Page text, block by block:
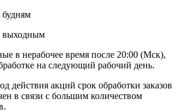
будням
выходным
в нерабочее время после 20:00 (Мск),
на следующий рабочий день.
действия акций срок обработки заказов
в связи с большим количеством